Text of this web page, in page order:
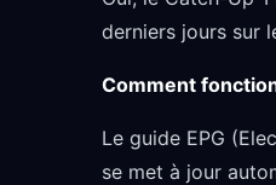
derniers jours sur
Comment
Le guide EPG
se met à jour